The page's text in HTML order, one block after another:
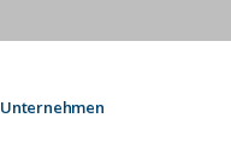
Unternehmen